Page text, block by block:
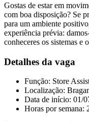
Gostas de estar em
com boa disposição? Se
para um ambiente
experiência prévia:
conheceres os sistemas
Detalhes da vaga
Função: Store
Localização:
Data de início: 01/
Horas por semana: